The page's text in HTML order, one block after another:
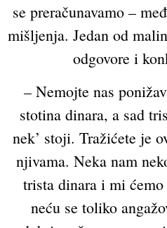
se preračunavamo –
mišljenja. Jedan od
odgovore i
– Nemojte nas
stotina dinara, a sad
nek’ stoji. Tražićete je
njivama. Neka nam
trista dinara i mi
neću se toliko